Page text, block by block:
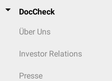
DocCheck
Über Uns
Investor Relations
Presse